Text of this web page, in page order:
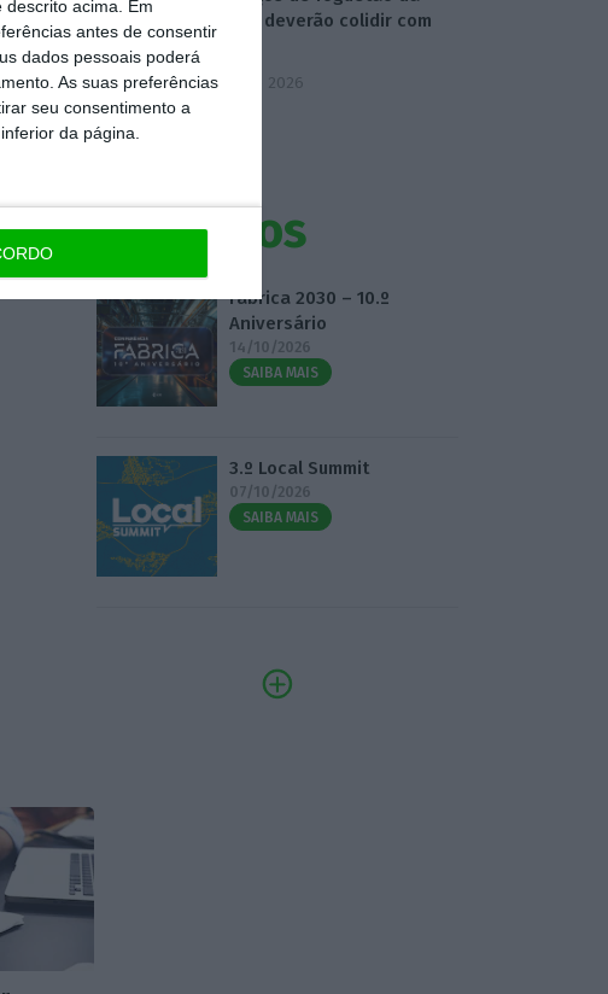
acima. Em
antes de consentir
dados pessoais poderá
As suas preferências
seu consentimento a
da página.
SpaceX deverão colidir com
Lua
5 Agosto 2026
Eventos
Fábrica 2030 – 10.º
Aniversário
14/10/2026
SAIBA MAIS
3.º Local Summit
07/10/2026
SAIBA MAIS